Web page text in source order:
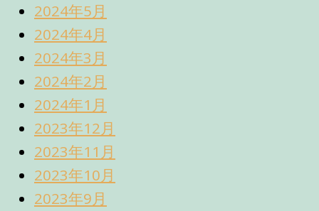
2024年5月
2024年4月
2024年3月
2024年2月
2024年1月
2023年12月
2023年11月
2023年10月
2023年9月